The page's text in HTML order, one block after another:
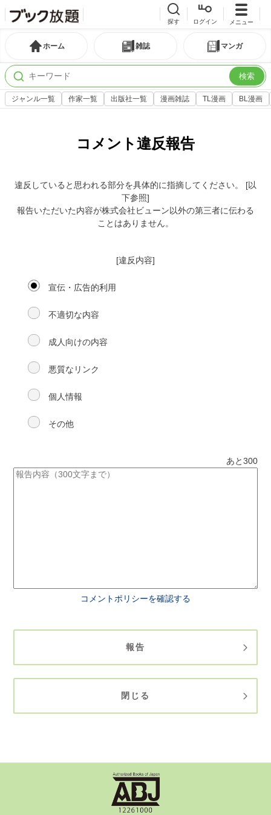
探す ログイン メニュー
ホーム 雑誌 マンガ
検索
ジャンル一覧 作家一覧 出版社一覧 漫画雑誌 TL漫画 BL漫画
コメント違反報告
違反していると思われる部分を具体的に指摘してください。 [以
下参照]
報告いただいた内容が株式会社ビューン以外の第三者に伝わる
ことはありません。
[違反内容]
宣伝・広告的利用
不適切な内容
成人向けの内容
悪質なリンク
個人情報
その他
あと300
コメントポリシーを確認する
報告
閉じる